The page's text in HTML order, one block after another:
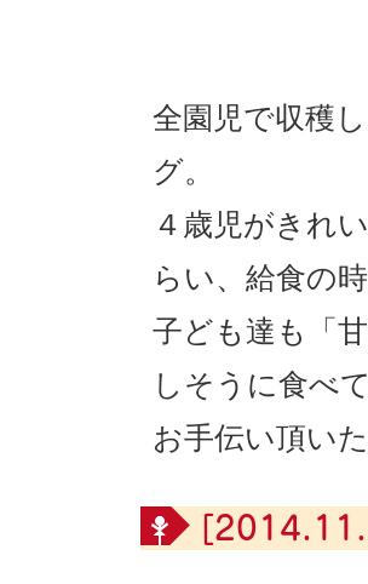
全園児で収穫
グ。
４歳児がきれ
らい、給食の
子ども達も「
しそうに食べ
お手伝い頂い